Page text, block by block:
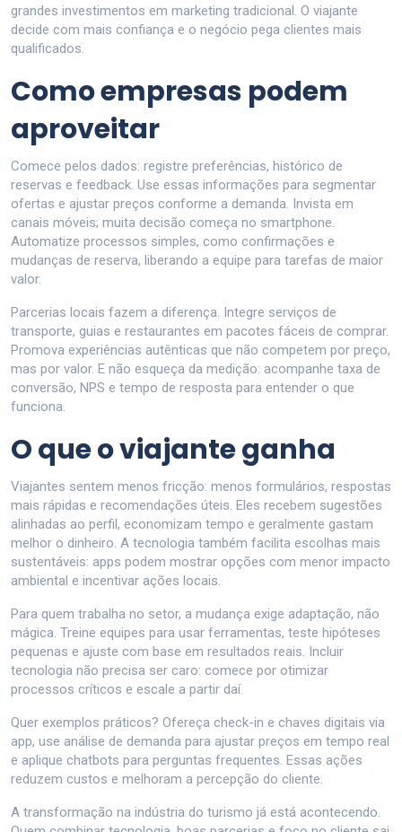
grandes investimentos em marketing tradicional. O viajante
decide com mais confiança e o negócio pega clientes mais
qualificados.
Como empresas podem
aproveitar
Comece pelos dados: registre preferências, histórico de
reservas e feedback. Use essas informações para segmentar
ofertas e ajustar preços conforme a demanda. Invista em
canais móveis; muita decisão começa no smartphone.
Automatize processos simples, como confirmações e
mudanças de reserva, liberando a equipe para tarefas de maior
valor.
Parcerias locais fazem a diferença. Integre serviços de
transporte, guias e restaurantes em pacotes fáceis de comprar.
Promova experiências autênticas que não competem por preço,
mas por valor. E não esqueça da medição: acompanhe taxa de
conversão, NPS e tempo de resposta para entender o que
funciona.
O que o viajante ganha
Viajantes sentem menos fricção: menos formulários, respostas
mais rápidas e recomendações úteis. Eles recebem sugestões
alinhadas ao perfil, economizam tempo e geralmente gastam
melhor o dinheiro. A tecnologia também facilita escolhas mais
sustentáveis: apps podem mostrar opções com menor impacto
ambiental e incentivar ações locais.
Para quem trabalha no setor, a mudança exige adaptação, não
mágica. Treine equipes para usar ferramentas, teste hipóteses
pequenas e ajuste com base em resultados reais. Incluir
tecnologia não precisa ser caro: comece por otimizar
processos críticos e escale a partir daí.
Quer exemplos práticos? Ofereça check-in e chaves digitais via
app, use análise de demanda para ajustar preços em tempo real
e aplique chatbots para perguntas frequentes. Essas ações
reduzem custos e melhoram a percepção do cliente.
A transformação na indústria do turismo já está acontecendo.